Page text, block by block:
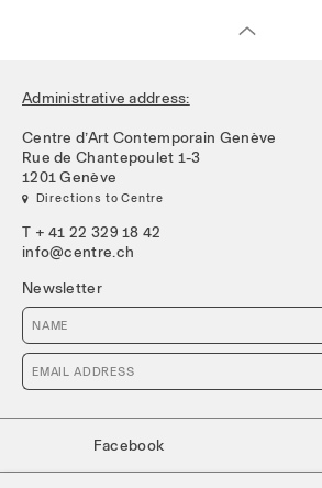
Administrative address:
Centre d’Art Contemporain Genève
Rue de Chantepoulet 1-3
1201 Genève
 Directions to Centre
T + 41 22 329 18 42
info@centre.ch
Newsletter
Facebook